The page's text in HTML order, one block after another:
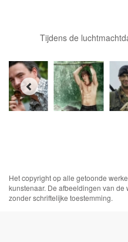
Tijdens de
Het copyright op alle getoonde
kunstenaar. De afbeeldingen van
zonder schriftelijke toestemming.